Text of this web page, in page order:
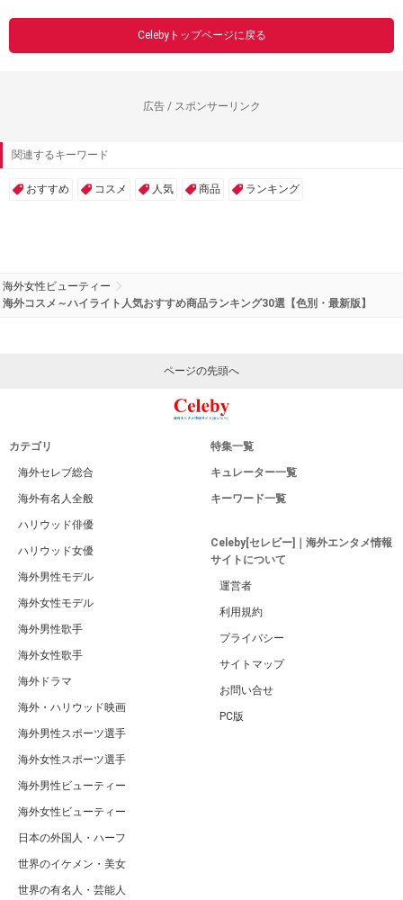
Celebyトップページに戻る
広告 / スポンサーリンク
関連するキーワード
おすすめ コスメ 人気 商品 ランキング
海外女性ビューティー
海外コスメ～ハイライト人気おすすめ商品ランキング30選【色別・最新版】
ページの先頭へ
カテゴリ
海外セレブ総合
海外有名人全般
ハリウッド俳優
ハリウッド女優
海外男性モデル
海外女性モデル
海外男性歌手
海外女性歌手
海外ドラマ
海外・ハリウッド映画
海外男性スポーツ選手
海外女性スポーツ選手
海外男性ビューティー
海外女性ビューティー
日本の外国人・ハーフ
世界のイケメン・美女
世界の有名人・芸能人
特集一覧
キュレーター一覧
キーワード一覧
Celeby[セレビー]｜海外エンタメ情報
サイトについて
運営者
利用規約
プライバシー
サイトマップ
お問い合せ
PC版